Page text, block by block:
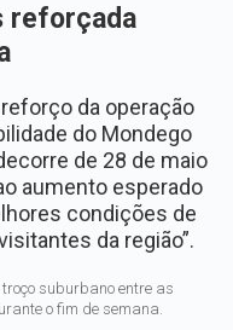
reforçada
da operação
do Mondego
de 28 de maio
aumento esperado
condições de
da região”.
suburbano entre as
o fim de semana.